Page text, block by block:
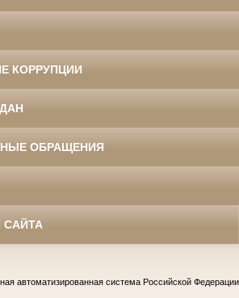
КОРРУПЦИИ
ОБРАЩЕНИЯ
автоматизированная система Российской